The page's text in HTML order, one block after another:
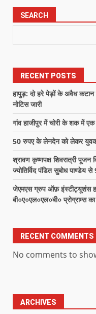
SEARCH
RECENT POSTS
हापुड़: दो हरे पेड़ों के अवैध कटान
नोटिस जारी
गांव हाजीपुर में चोरी के शक में
50 रुपए के लेनदेन को लेकर युवक
श्रावण कृष्णपक्ष शिवरात्री पूजन
ज्योतिर्विद पंडित सुबोध पाण्डेय
जेएमएस ग्रुप ऑफ़ इंस्टीट्यूशंस
बी०ए०एल०एल०बी० प्रोग्राम्स
RECENT COMMENTS
No comments to
ARCHIVES